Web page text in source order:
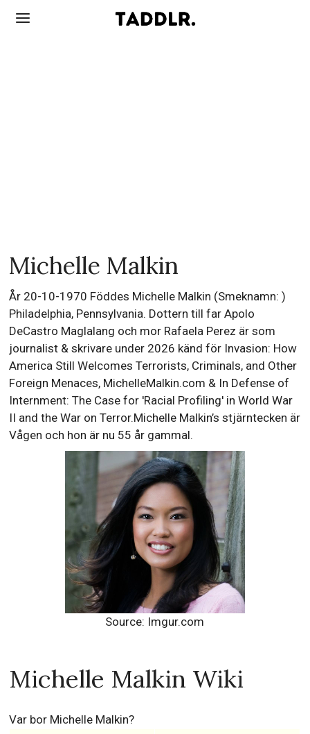
Michelle Malkin
År 20-10-1970 Föddes Michelle Malkin (Smeknamn: )
Philadelphia, Pennsylvania. Dottern till far Apolo
DeCastro Maglalang och mor Rafaela Perez är som
journalist & skrivare under 2026 känd för Invasion: How
America Still Welcomes Terrorists, Criminals, and Other
Foreign Menaces, MichelleMalkin.com & In Defense of
Internment: The Case for 'Racial Profiling' in World War
II and the War on Terror.Michelle Malkin’s stjärntecken är
Vågen och hon är nu 55 år gammal.
Source: Imgur.com
Michelle Malkin Wiki
Var bor Michelle Malkin?